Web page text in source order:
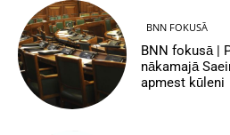
BNN FOKUSĀ
BNN fokusā |
nākamajā
apmest kūleni